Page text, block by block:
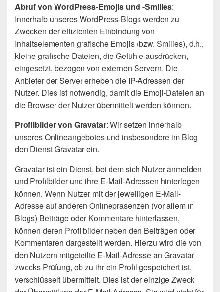
Abruf von WordPress-Emojis und -Smilies:
Innerhalb unseres WordPress-Blogs werden zu
Zwecken der effizienten Einbindung von
Inhaltselementen grafische Emojis (bzw. Smilies), d.h.,
kleine grafische Dateien, die Gefühle ausdrücken,
eingesetzt, bezogen von externen Servern. Die
Anbieter der Server erheben die IP-Adressen der
Nutzer. Dies ist notwendig, damit die Emoji-Dateien an
die Browser der Nutzer übermittelt werden können.
Profilbilder von Gravatar: Wir setzen innerhalb
unseres Onlineangebotes und insbesondere im Blog
den Dienst Gravatar ein.
Gravatar ist ein Dienst, bei dem sich Nutzer anmelden
und Profilbilder und ihre E-Mail-Adressen hinterlegen
können. Wenn Nutzer mit der jeweiligen E-Mail-
Adresse auf anderen Onlinepräsenzen (vor allem in
Blogs) Beiträge oder Kommentare hinterlassen,
können deren Profilbilder neben den Beiträgen oder
Kommentaren dargestellt werden. Hierzu wird die von
den Nutzern mitgeteilte E-Mail-Adresse an Gravatar
zwecks Prüfung, ob zu ihr ein Profil gespeichert ist,
verschlüsselt übermittelt. Dies ist der einzige Zweck